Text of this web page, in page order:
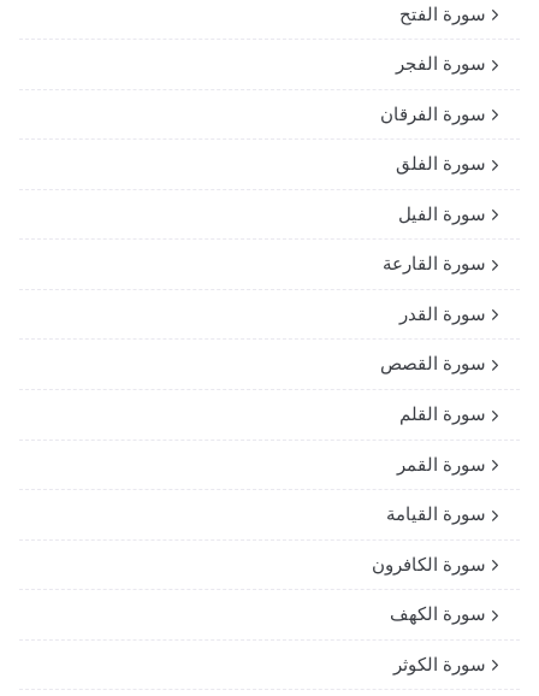
سورة الفتح
سورة الفجر
سورة الفرقان
سورة الفلق
سورة الفيل
سورة القارعة
سورة القدر
سورة القصص
سورة القلم
سورة القمر
سورة القيامة
سورة الكافرون
سورة الكهف
سورة الكوثر